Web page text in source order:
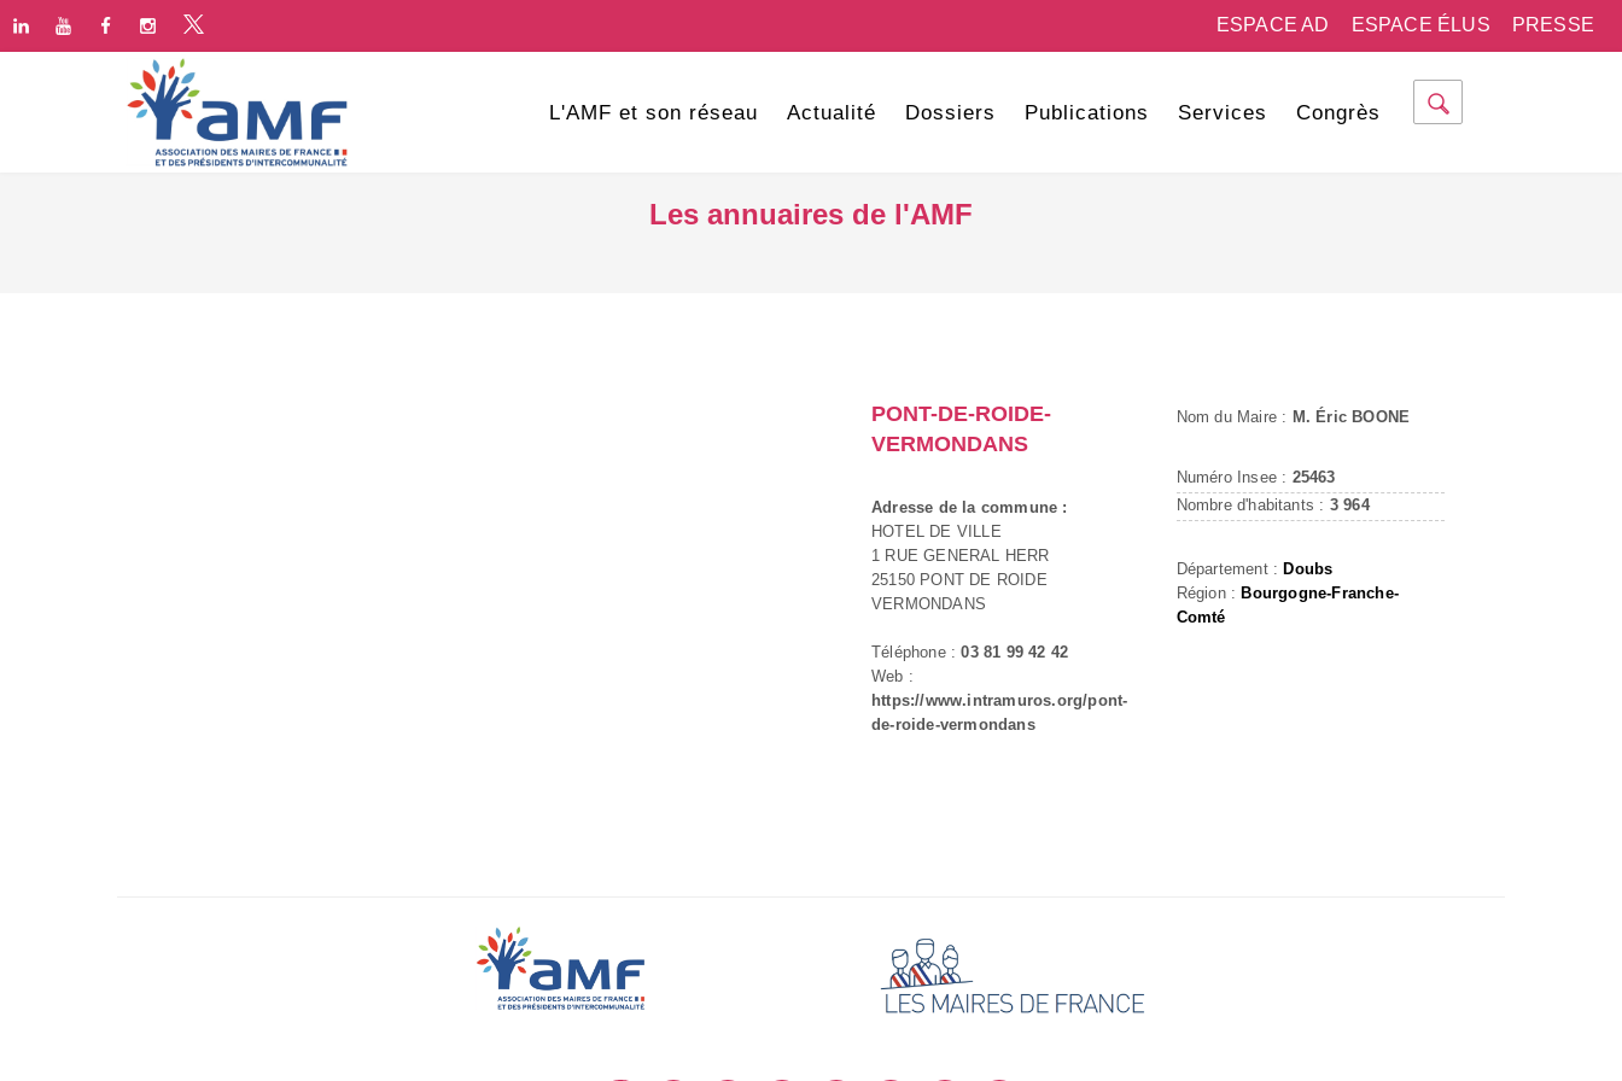
PRESSE
ESPACE ÉLUS
ESPACE AD
L'AMF et son réseau Actualité Dossiers Publications Services Congrès
Les annuaires de l'AMF
PONT-DE-ROIDE-
VERMONDANS
Adresse de la commune :
HOTEL DE VILLE
1 RUE GENERAL HERR
25150 PONT DE ROIDE
VERMONDANS
Téléphone :03 81 99 42 42
Web :
https://www.intramuros.org/pont-
de-roide-vermondans
Nom du Maire : M. Éric BOONE
Numéro Insee : 25463
Nombre d'habitants : 3 964
Département :Doubs
Région :Bourgogne-Franche-
Comté